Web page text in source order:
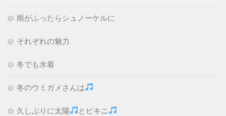
雨がふったらシュノーケルに
それぞれの魅力
冬でも水着
冬のウミガメさんは
久しぶりに太陽 とビキニ